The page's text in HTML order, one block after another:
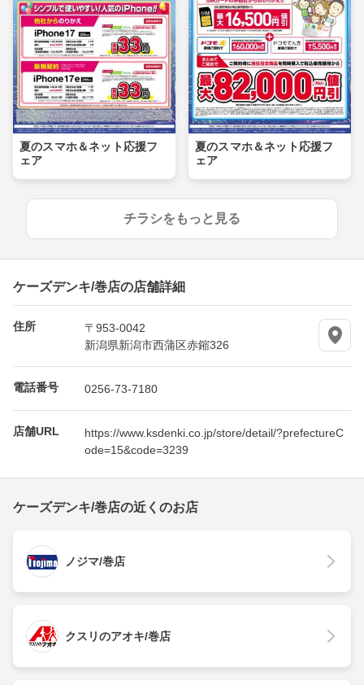
夏のスマホ＆ネット応援フ
ェア
夏のスマホ＆ネット応援フ
ェア
チラシをもっと見る
ケーズデンキ/巻店の店舗詳細
住所
〒953-0042
新潟県新潟市西蒲区赤鏥326
電話番号 0256-73-7180
店舗URL
https://www.ksdenki.co.jp/store/detail/?prefectureC
ode=15&code=3239
ケーズデンキ/巻店の近くのお店
ノジマ/巻店
クスリのアオキ/巻店